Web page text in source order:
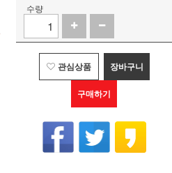
수량
관심상품 장바구니
구매하기